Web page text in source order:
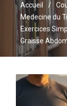
Accueil
Medecine du
Exercices
Graisse